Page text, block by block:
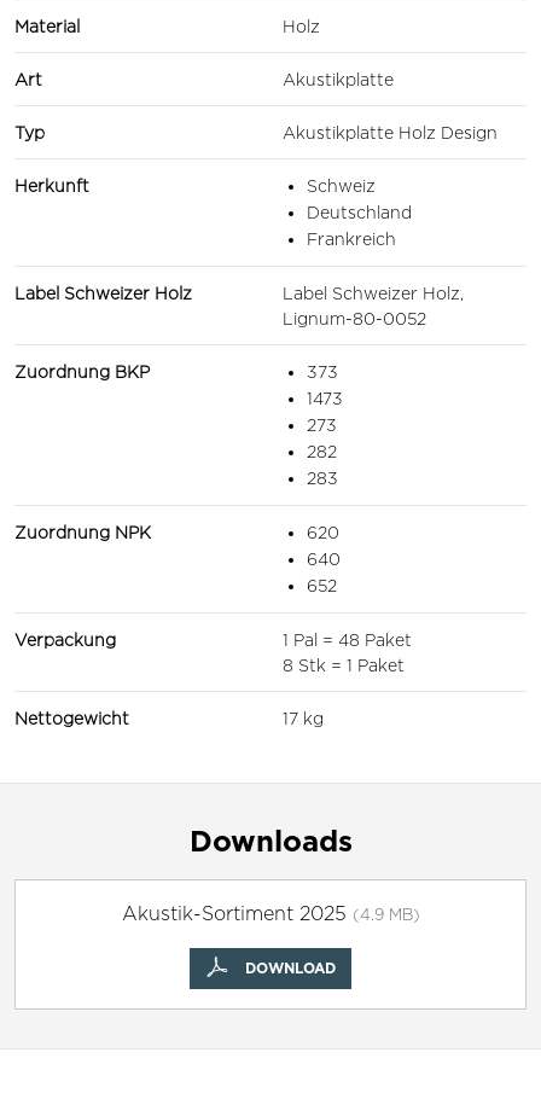
Material Holz
Art Akustikplatte
Typ Akustikplatte Holz Design
Herkunft
Schweiz
Deutschland
Frankreich
Label Schweizer Holz
Label Schweizer Holz,
Lignum-80-0052
Zuordnung BKP
373
1473
273
282
283
Zuordnung NPK
620
640
652
Verpackung
1 Pal = 48 Paket
8 Stk = 1 Paket
Nettogewicht 17 kg
Downloads
Akustik-Sortiment 2025 (4.9 MB)
DOWNLOAD